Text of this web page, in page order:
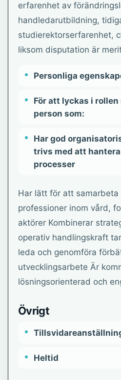
erfarenhet av
handledarutbildning,
studierektorserfarenhet,
liksom disputation är
Personliga
För att lyckas i
person som:
Har god
trivs med att
processer
Har lätt för att samarbeta
professioner inom vård,
aktörer Kombinerar
operativ handlingskraft
leda och genomföra
utvecklingsarbete Är
lösningsorienterad och
Övrigt
Heltid